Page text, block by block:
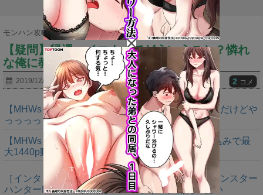
モンハン攻略まとめ隊 >ネタ・雑談 >
【疑問】帰還ハイエナってどういうこと？憐れ
な俺に教えてくれ。。。
2019/12/19 2 コメ
【MHWs】ゴールドエディションの値段今知ったんだけどや
っっっっっっすwwwww
【MHWs】「Switch2版モンハンワイルズはDLSS込みで最
大1440p動作」
［インタビュー］距離を超えて，一緒に狩る。「モンスター
ハンターNow」の新機能 フレンドリンク開発の狙い